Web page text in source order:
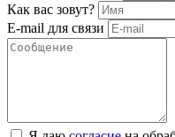
Как вас зовут?
E-mail для связи